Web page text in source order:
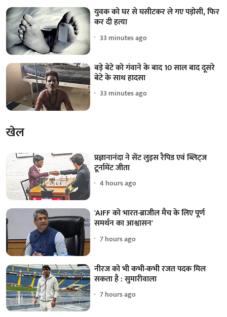
युवक को घर से घसीटकर ले गए पड़ोसी, फिर
कर दी हत्या
33 minutes ago
बड़े बेटे को गंवाने के बाद 10 साल बाद दूसरे
बेटे के साथ हादसा
33 minutes ago
खेल
प्रज्ञानानंदा ने सेंट लुइस रैपिड एवं ब्लिट्ज
टूर्नामेंट जीता
4 hours ago
'AIFF को भारत-ब्राजील मैच के लिए पूर्ण
समर्थन का आश्वासन'
7 hours ago
नीरज को भी कभी-कभी रजत पदक मिल
सकता है : सुमारीवाला
7 hours ago